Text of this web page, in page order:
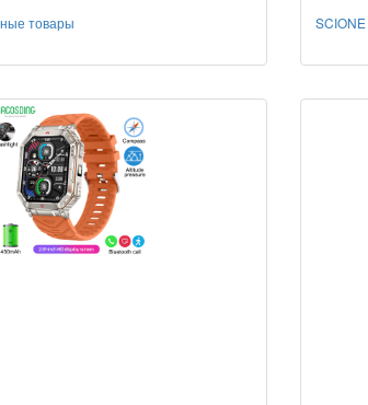
товары
SCIONE